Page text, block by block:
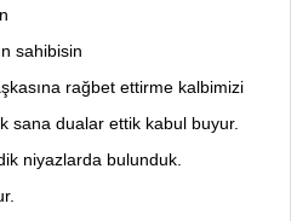
sahibisin
rağbet ettirme kalbimizi
sana dualar ettik kabul buyur.
niyazlarda bulunduk.